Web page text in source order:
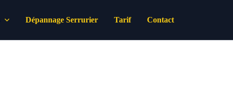
Dépannage Serrurier Tarif Contact